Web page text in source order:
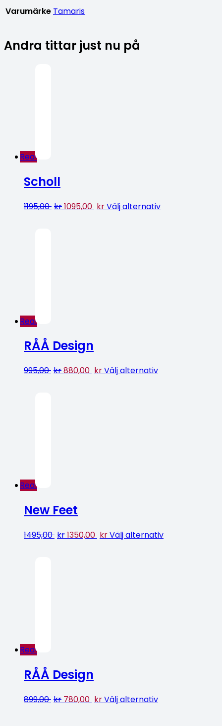
Varumärke Tamaris
Andra tittar just nu på
Rea!
Scholl
1195,00 kr1095,00 krVälj alternativ
Rea!
RÅÅ Design
995,00 kr880,00 krVälj alternativ
Rea!
New Feet
1495,00 kr1350,00 krVälj alternativ
Rea!
RÅÅ Design
899,00 kr 780,00 krVälj alternativ